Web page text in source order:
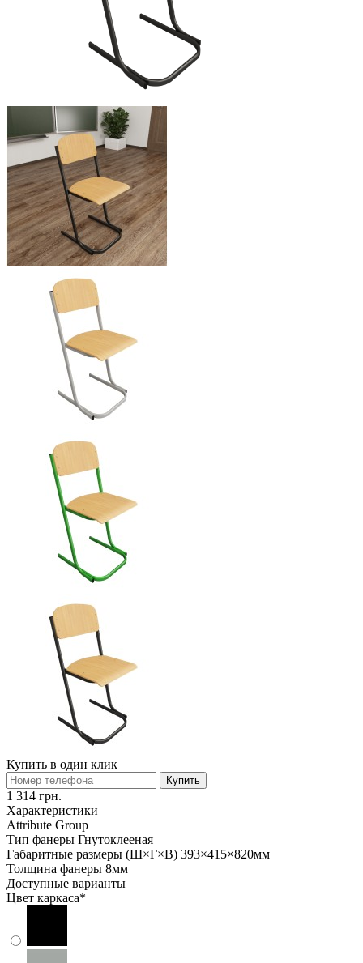
Купить в один клик
Купить
1 314 грн.
Характеристики
Attribute Group
Тип фанеры Гнутоклееная
Габаритные размеры (Ш×Г×В) 393×415×820мм
Толщина фанеры 8мм
Доступные варианты
Цвет каркаса*